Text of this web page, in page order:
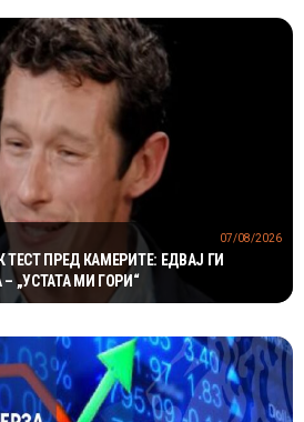
ПРЕД КАМЕРИТЕ: ЕДВАЈ ГИ
„УСТАТА МИ ГОРИ“
07/08/2026